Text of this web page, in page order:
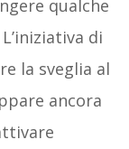
qualche
di
la sveglia al
ancora